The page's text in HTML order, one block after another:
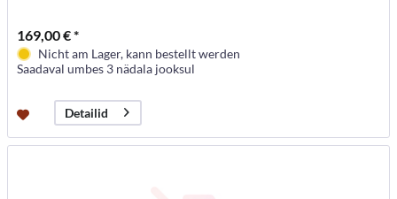
169,00 € *
Nicht am Lager, kann bestellt werden
Saadaval umbes 3 nädala jooksul
Detailid